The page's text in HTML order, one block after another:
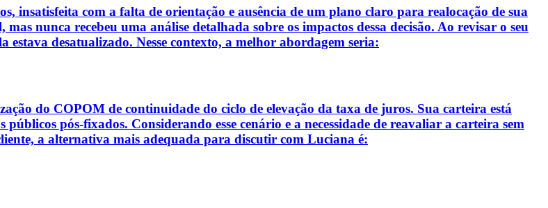
insatisfeita com a falta de orientação e ausência de um plano claro para realocação de sua
nunca recebeu uma análise detalhada sobre os impactos dessa decisão. Ao revisar o seu
desatualizado. Nesse contexto, a melhor abordagem seria:
do COPOM de continuidade do ciclo de elevação da taxa de juros. Sua carteira está
pós-fixados. Considerando esse cenário e a necessidade de reavaliar a carteira sem
a alternativa mais adequada para discutir com Luciana é: